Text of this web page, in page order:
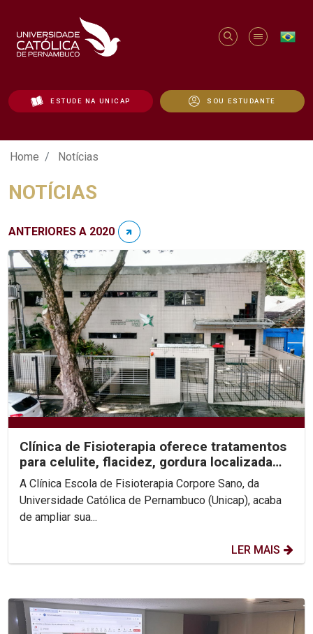
ESTUDE NA UNICAP SOU ESTUDANTE
Notícias - Unicap
Home Notícias
NOTÍCIAS
ANTERIORES A 2020
Clínica de Fisioterapia oferece tratamentos
para celulite, flacidez, gordura localizada
e...
A Clínica Escola de Fisioterapia Corpore Sano, da
Universidade Católica de Pernambuco (Unicap), acaba
de ampliar sua...
LER MAIS